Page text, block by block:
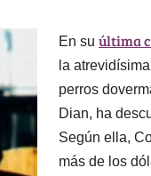
En su última
la
perros
Dian, ha
Según ella,
más de los